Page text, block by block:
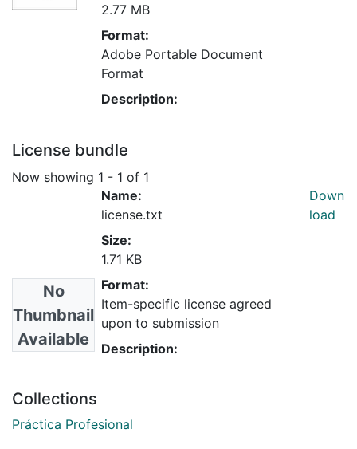
2.77 MB
Format:
Adobe Portable Document
Format
Description:
License bundle
Now showing 1 - 1 of 1
No
Thumbnail
Available
Name:
license.txt
Size:
1.71 KB
Format:
Item-specific license agreed
upon to submission
Description:
Down
load
Collections
Práctica Profesional